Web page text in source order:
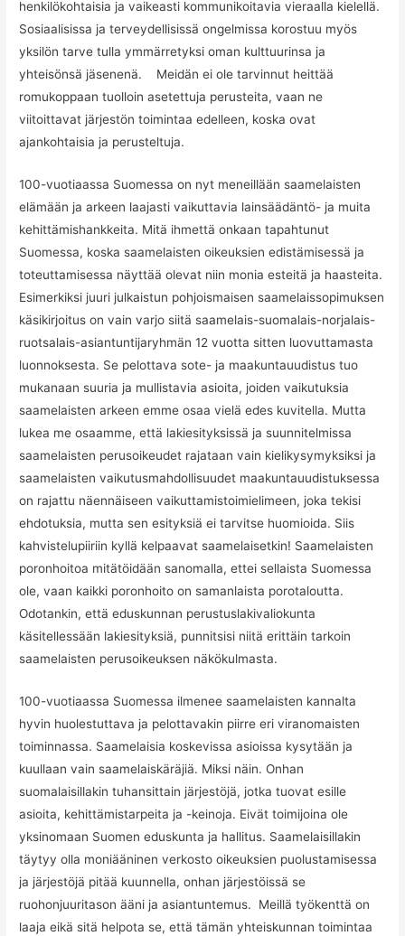
henkilökohtaisia ja vaikeasti kommunikoitavia vieraalla kielellä.
Sosiaalisissa ja terveydellisissä ongelmissa korostuu myös
yksilön tarve tulla ymmärretyksi oman kulttuurinsa ja
yhteisönsä jäsenenä. Meidän ei ole tarvinnut heittää
romukoppaan tuolloin asetettuja perusteita, vaan ne
viitoittavat järjestön toimintaa edelleen, koska ovat
ajankohtaisia ja perusteltuja.
100-vuotiaassa Suomessa on nyt meneillään saamelaisten
elämään ja arkeen laajasti vaikuttavia lainsäädäntö- ja muita
kehittämishankkeita. Mitä ihmettä onkaan tapahtunut
Suomessa, koska saamelaisten oikeuksien edistämisessä ja
toteuttamisessa näyttää olevat niin monia esteitä ja haasteita.
Esimerkiksi juuri julkaistun pohjoismaisen saamelaissopimuksen
käsikirjoitus on vain varjo siitä saamelais-suomalais-norjalais-
ruotsalais-asiantuntijaryhmän 12 vuotta sitten luovuttamasta
luonnoksesta. Se pelottava sote- ja maakuntauudistus tuo
mukanaan suuria ja mullistavia asioita, joiden vaikutuksia
saamelaisten arkeen emme osaa vielä edes kuvitella. Mutta
lukea me osaamme, että lakiesityksissä ja suunnitelmissa
saamelaisten perusoikeudet rajataan vain kielikysymyksiksi ja
saamelaisten vaikutusmahdollisuudet maakuntauudistuksessa
on rajattu näennäiseen vaikuttamistoimielimeen, joka tekisi
ehdotuksia, mutta sen esityksiä ei tarvitse huomioida. Siis
kahvistelupiiriin kyllä kelpaavat saamelaisetkin! Saamelaisten
poronhoitoa mitätöidään sanomalla, ettei sellaista Suomessa
ole, vaan kaikki poronhoito on samanlaista porotaloutta.
Odotankin, että eduskunnan perustuslakivaliokunta
käsitellessään lakiesityksiä, punnitsisi niitä erittäin tarkoin
saamelaisten perusoikeuksen näkökulmasta.
100-vuotiaassa Suomessa ilmenee saamelaisten kannalta
hyvin huolestuttava ja pelottavakin piirre eri viranomaisten
toiminnassa. Saamelaisia koskevissa asioissa kysytään ja
kuullaan vain saamelaiskäräjiä. Miksi näin. Onhan
suomalaisillakin tuhansittain järjestöjä, jotka tuovat esille
asioita, kehittämistarpeita ja -keinoja. Eivät toimijoina ole
yksinomaan Suomen eduskunta ja hallitus. Saamelaisillakin
täytyy olla moniääninen verkosto oikeuksien puolustamisessa
ja järjestöjä pitää kuunnella, onhan järjestöissä se
ruohonjuuritason ääni ja asiantuntemus. Meillä työkenttä on
laaja eikä sitä helpota se, että tämän yhteiskunnan toimintaa